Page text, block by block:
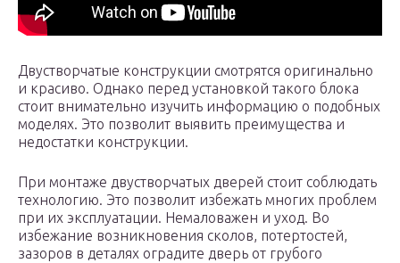
Двустворчатые конструкции смотрятся оригинально
и красиво. Однако перед установкой такого блока
стоит внимательно изучить информацию о подобных
моделях. Это позволит выявить преимущества и
недостатки конструкции.
При монтаже двустворчатых дверей стоит соблюдать
технологию. Это позволит избежать многих проблем
при их эксплуатации. Немаловажен и уход. Во
избежание возникновения сколов, потертостей,
зазоров в деталях оградите дверь от грубого